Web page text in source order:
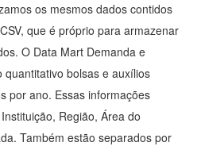
os mesmos dados contidos
que é próprio para armazenar
O Data Mart Demanda e
quantitativo bolsas e auxílios
por ano. Essas informações
Região, Área do
Também estão separados por